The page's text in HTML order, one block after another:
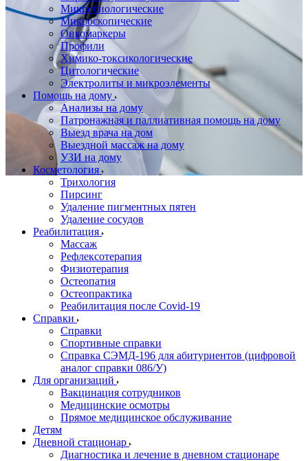
Микробиологические
Микроскопические
Онкомаркеры
Профили
Химико-токсикологические
Цитологические
Электролиты и микроэлементы
Помощь на дому
Анализы на дому
Патронажная и паллиативная помощь на дому
Выезд врача на дом
Выездной массаж на дому
УЗИ на дому
Косметология
Трихология
Пирсинг
Удаление пигментных пятен
Удаление сосудов
Реабилитация
Массаж
Рефлексотерапия
Физиотерапия
Остеопатия
Остеопрактика
Реабилитация после Covid-19
Справки
Справки
Спортивные справки
Справка СЭМД‑196 для абитуриентов (цифровой
аналог справки 086/У)
Для организаций
Вакцинация сотрудников
Медицинские осмотры
Прямое медицинское обслуживание
Детям
Дневной стационар
Диагностика и лечение в дневном стационаре